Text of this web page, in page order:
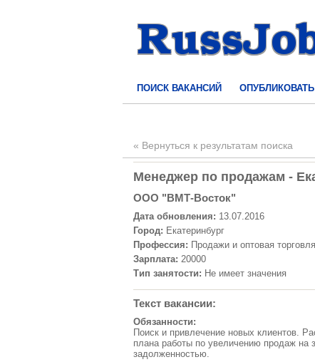
ПОИСК ВАКАНСИЙ
« Вернуться к результатам поиска
Менеджер по продажам -
ООО "ВМТ-Восток"
Дата обновления: 13.07.2016
Город: Екатеринбург
Профессия: Продажи и оптовая торговля
Зарплата: 20000
Тип занятости: Не имеет значения
Текст вакансии:
Обязанности:
Поиск и привлечение новых клиентов.
плана работы по увеличению продаж на
задолженностью.